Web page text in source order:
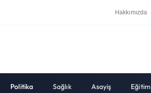
Hakkımızda
Politika Sağlık Asayiş Eğitim